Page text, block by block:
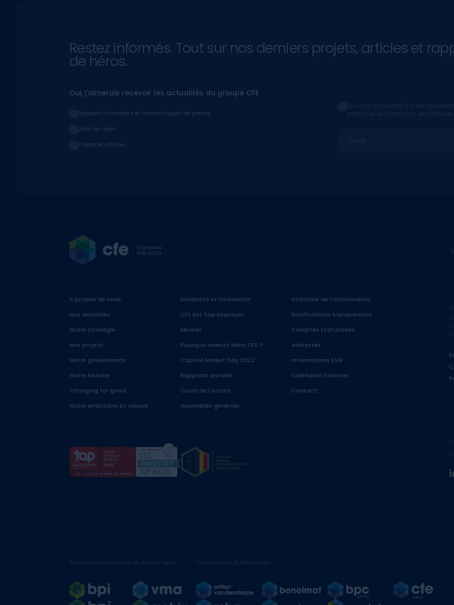
Restez informés. Tout sur nos derniers projets, articles et
de héros.
Oui, j'aimerais recevoir les actualités du groupe CFE
Rapports financiers et communiqués de presse
Jobs de héros
Projets et articles
En vous inscrivant à notre
politique de protection des
A propos de nous
Nos activitiés
Notre stratégie
Nos projets
Notre gouvernance
Notre histoire
Changing for good
Notre ambitions et valeurs
Durabilité et innovation
CFE est Top Employer
Médias
Pourquoi investir dans CFE ?
Capital Market Day 2022
Rapports annuels
Cours de l'action
Assemblée générale
Structure de l'actionnariat
Notifications transparence
Comptes statutaires
Analystes
Informations ESG
Calendrier financier
Contact
Promotion immobilière Multitechnique Construction & Rénovation